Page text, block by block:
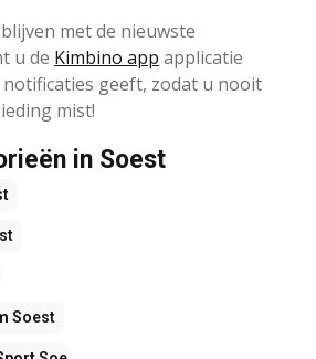
met de nieuwste
u de Kimbino app applicatie
geeft, zodat u nooit
mist!
in Soest
Soest